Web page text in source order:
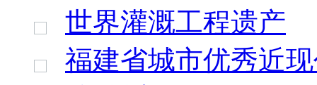
世界灌溉工程遗产
福建省城市优秀近